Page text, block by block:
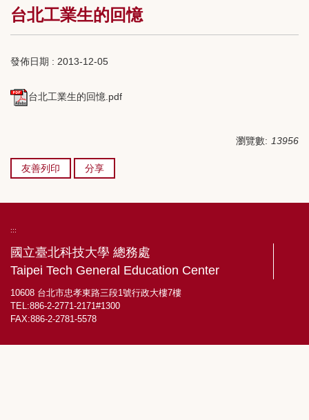
台北工業生的回憶
發佈日期 : 2013-12-05
台北工業生的回憶.pdf
瀏覽數: 13956
友善列印 分享
:::
國立臺北科技大學 總務處
Taipei Tech General Education Center
10608 台北市忠孝東路三段1號行政大樓7樓
TEL:886-2-2771-2171#1300
FAX:886-2-2781-5578